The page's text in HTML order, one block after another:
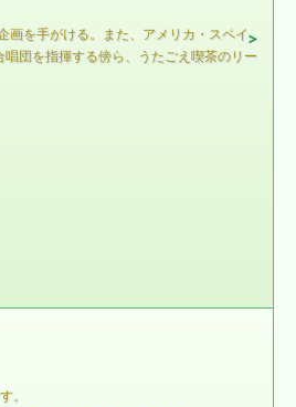
画を手がける。また、アメリカ・スペイ
団を指揮する傍ら、うたごえ喫茶のリー
。